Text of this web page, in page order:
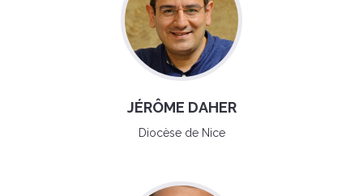
JÉRÔME DAHER
Diocèse de Nice